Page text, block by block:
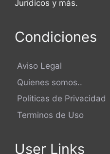
Jurídicos y más.
Condiciones
Aviso Legal
Quienes somos..
Politicas de Privacidad
Terminos de Uso
User Links